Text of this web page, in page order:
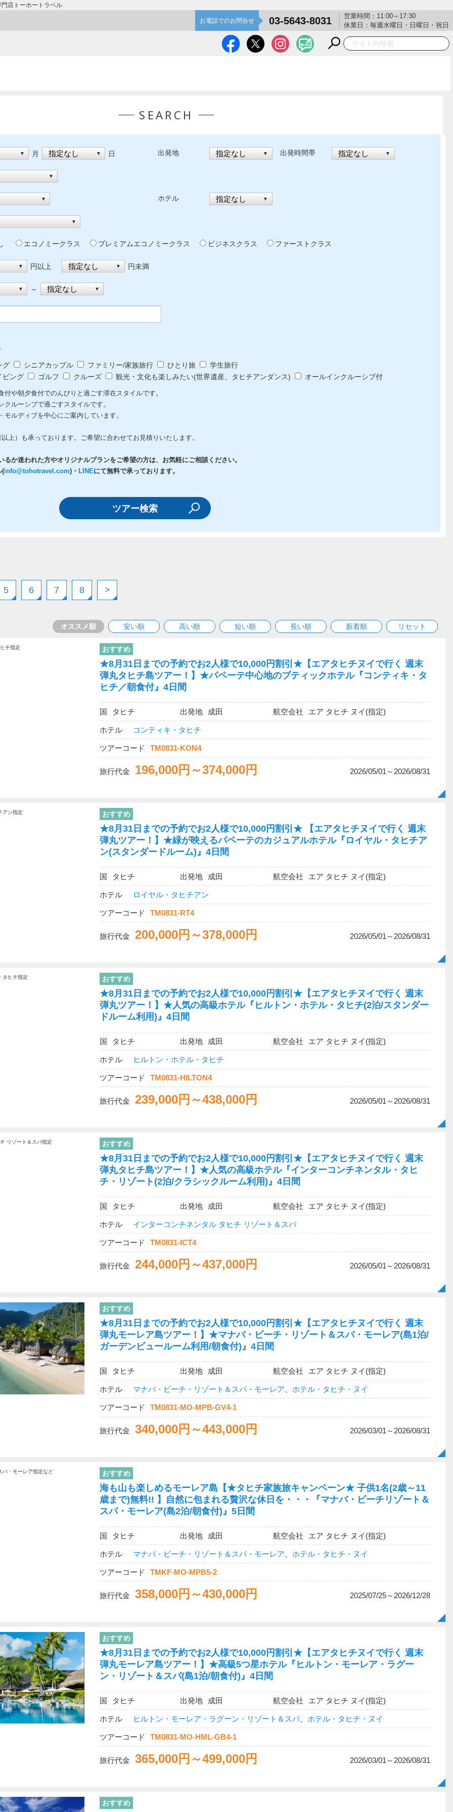
店トーホートラベル
お電話でのお問合せ 03-5643-8031
営業時間：11:00～17:30
休業日：毎週水曜日・日曜日・祝日
SEARCH
月 日 出発地 出発時間帯
ホテル
エコノミークラス プレミアムエコノミークラス ビジネスクラス ファーストクラス
円以上 円未満
～
グ シニアカップル ファミリー/家族旅行 ひとり旅
学生旅行
ング
ゴルフ クルーズ 観光・文化も楽しみたい(世界遺産、タヒチアンダンス) オールインクルーシブ付
や朝夕食付でのんびりと過ごす滞在スタイルです。
ルーシブで過ごすスタイルです。
ルディブを中心にご案内しています。
上）も承っております。ご希望に合わせてお見積りいたします。
るか迷われた方やオリジナルプランをご希望の方は、お気軽にご相談ください。
(info@tohotravel.com)・ LINEにて無料で承っております。
5 6 7 8 >
オススメ順 安い順 高い順 短い順 長い順 新着順 リセット
おすすめ
★8月31日までの予約でお2人様で10,000円割引★【エアタヒチヌイで行く 週末
弾丸タヒチ島ツアー！】★パペーテ中心地のブティックホテル『コンティキ・タ
ヒチ／朝食付』4日間
国 タヒチ 出発地 成田 航空会社 エア タヒチ ヌイ(指定)
ホテル コンティキ・タヒチ
ツアーコード TM0831-KON4
旅行代金 196,000円～374,000円 2026/05/01～2026/08/31
おすすめ
★8月31日までの予約でお2人様で10,000円割引★ 【エアタヒチヌイで行く 週末
弾丸ツアー！】★緑が映えるパペーテのカジュアルホテル『ロイヤル・タヒチア
ン(スタンダードルーム)』4日間
国 タヒチ 出発地 成田 航空会社 エア タヒチ ヌイ(指定)
ホテル ロイヤル・タヒチアン
ツアーコード TM0831-RT4
旅行代金 200,000円～378,000円 2026/05/01～2026/08/31
おすすめ
★8月31日までの予約でお2人様で10,000円割引★【エアタヒチヌイで行く 週末
弾丸ツアー！】★人気の高級ホテル『ヒルトン・ホテル・タヒチ(2泊/スタンダー
ドルーム利用)』4日間
国 タヒチ 出発地 成田 航空会社 エア タヒチ ヌイ(指定)
ホテル ヒルトン・ホテル・タヒチ
ツアーコード TM0831-HILTON4
旅行代金 239,000円～438,000円 2026/05/01～2026/08/31
おすすめ
★8月31日までの予約でお2人様で10,000円割引★【エアタヒチヌイで行く 週末
弾丸タヒチ島ツアー！】★人気の高級ホテル『インターコンチネンタル・タヒ
チ・リゾート(2泊/クラシックルーム利用)』4日間
国 タヒチ 出発地 成田 航空会社 エア タヒチ ヌイ(指定)
ホテル インターコンチネンタル タヒチ リゾート＆スパ
ツアーコード TM0831-ICT4
旅行代金 244,000円～437,000円 2026/05/01～2026/08/31
おすすめ
★8月31日までの予約でお2人様で10,000円割引★【エアタヒチヌイで行く 週末
弾丸モーレア島ツアー！】★マナバ・ビーチ・リゾート＆スパ・モーレア(島1泊/
ガーデンビュールーム利用/朝食付)』4日間
国 タヒチ 出発地 成田 航空会社 エア タヒチ ヌイ(指定)
ホテル マナバ・ビーチ・リゾート＆スパ・モーレア ホテル・タヒチ・ヌイ
ツアーコード TM0831-MO-MPB-GV4-1
旅行代金 340,000円～443,000円 2026/03/01～2026/08/31
おすすめ
海も山も楽しめるモーレア島【★タヒチ家族旅キャンペーン★ 子供1名(2歳～11
歳まで)無料!! 】自然に包まれる贅沢な休日を・・・『マナバ・ビーチリゾート＆
スパ・モーレア(島2泊/朝食付)』5日間
国 タヒチ 出発地 成田 航空会社 エア タヒチ ヌイ(指定)
ホテル マナバ・ビーチ・リゾート＆スパ・モーレア ホテル・タヒチ・ヌイ
ツアーコード TMKF-MO-MPB5-2
旅行代金 358,000円～430,000円 2025/07/25～2026/12/28
おすすめ
★8月31日までの予約でお2人様で10,000円割引★【エアタヒチヌイで行く 週末
弾丸モーレア島ツアー！】★高級5つ星ホテル『ヒルトン・モーレア・ラグー
ン・リゾート＆スパ(島1泊/朝食付)』4日間
国 タヒチ 出発地 成田 航空会社 エア タヒチ ヌイ(指定)
ホテル ヒルトン・モーレア・ラグーン・リゾート＆スパ、 ホテル・タヒチ・ヌイ
ツアーコード TM0831-MO-HML-GB4-1
旅行代金 365,000円～499,000円 2026/03/01～2026/08/31
おすすめ